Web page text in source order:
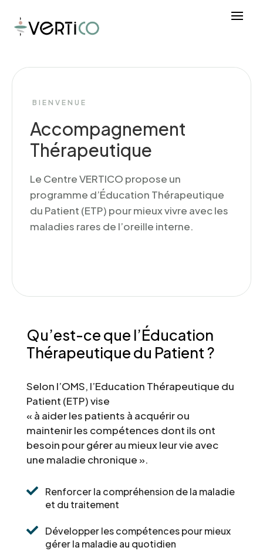
BIENVENUE
Accompagnement
Thérapeutique
Le Centre VERTICO propose un
programme d’Éducation Thérapeutique
du Patient (ETP) pour mieux vivre avec les
maladies rares de l’oreille interne.
Qu’est-ce que l’Éducation
Thérapeutique du Patient ?
Selon l’OMS, l’Education Thérapeutique du
Patient (ETP) vise
« à aider les patients à acquérir ou
maintenir les compétences dont ils ont
besoin pour gérer au mieux leur vie avec
une maladie chronique ».

Renforcer la compréhension de la maladie
et du traitement

Développer les compétences pour mieux
gérer la maladie au quotidien